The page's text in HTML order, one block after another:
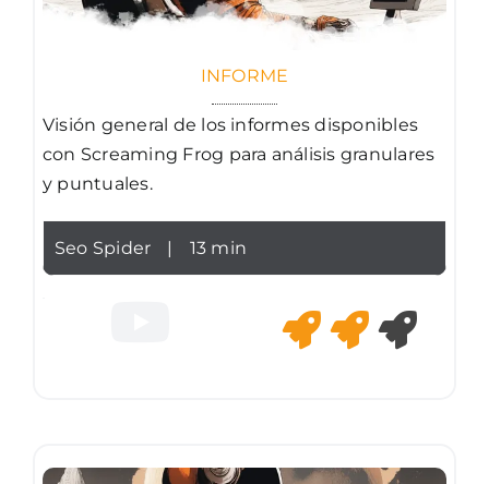
INFORME
Visión general de los informes disponibles
con Screaming Frog para análisis granulares
y puntuales.
Seo Spider | 13 min